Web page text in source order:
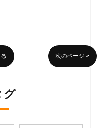
次のページ >
グ